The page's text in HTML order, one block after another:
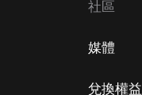
社區
媒體
兌換權益